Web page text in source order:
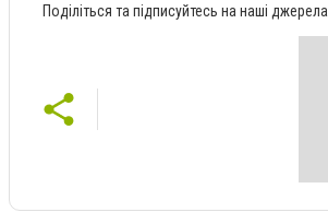
Поділіться та підписуйтесь на наші джерела